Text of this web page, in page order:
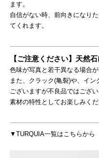
ます。
自信がない時、前向きになり
てくれます。
【ご注意ください】天然
色味が写真と若干異なる場合が
また、クラック(亀裂)や、イ
ございますが不良品ではござい
素材の特性としてお楽しみくだ
▼TURQUIA一覧はこちらから